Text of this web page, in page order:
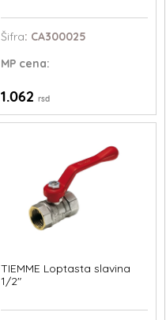
Šifra: CA300025
MPcena:
1.062 rsd
TIEMME Loptasta slavina
1/2"